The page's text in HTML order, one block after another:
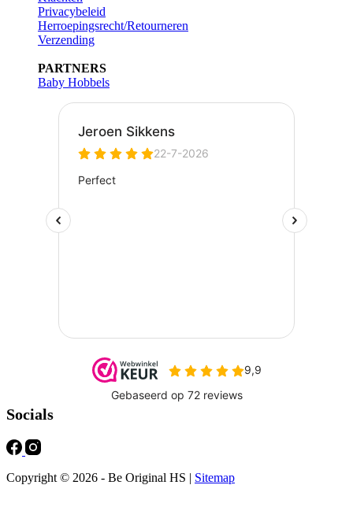
Privacybeleid
Herroepingsrecht/Retourneren
Verzending
PARTNERS
Baby Hobbels
Socials
Copyright © 2026 - Be Original HS | Sitemap